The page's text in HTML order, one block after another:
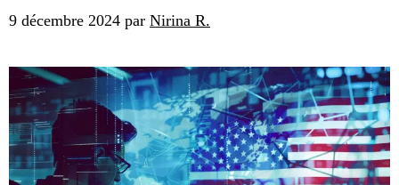
9 décembre 2024 par Nirina R.